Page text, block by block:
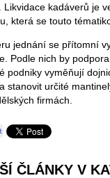
Likvidace kadáverů je
která se touto
jednání se přítomní
Podle nich by
podniky vyměňují
stanovit určité
firmách.
ČLÁNKY V